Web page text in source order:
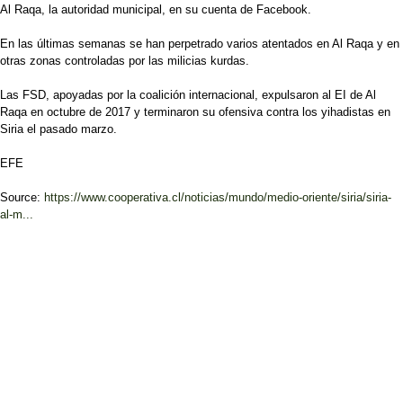
Al Raqa, la autoridad municipal, en su cuenta de Facebook.
En las últimas semanas se han perpetrado varios atentados en Al Raqa y en
otras zonas controladas por las milicias kurdas.
Las FSD, apoyadas por la coalición internacional, expulsaron al EI de Al
Raqa en octubre de 2017 y terminaron su ofensiva contra los yihadistas en
Siria el pasado marzo.
EFE
Source: https://www.cooperativa.cl/noticias/mundo/medio-oriente/siria/siria-
al-m...